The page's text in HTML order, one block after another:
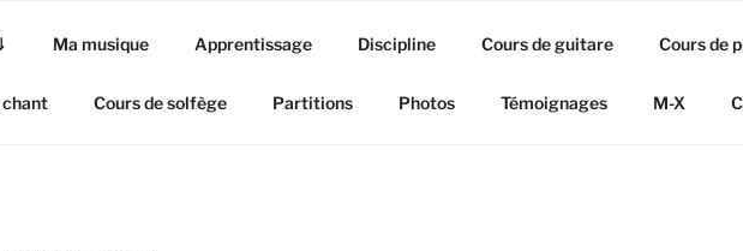
Ma musique Apprentissage Discipline Cours de guitare Cours de
chant Cours de solfège Partitions Photos Témoignages M-X